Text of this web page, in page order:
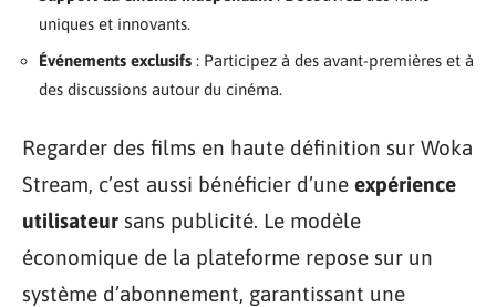
uniques et innovants.
Événements exclusifs : Participez à des avant-premières et à
des discussions autour du cinéma.
Regarder des films en haute définition sur Woka
Stream, c’est aussi bénéficier d’une expérience
utilisateur sans publicité. Le modèle
économique de la plateforme repose sur un
système d’abonnement, garantissant une